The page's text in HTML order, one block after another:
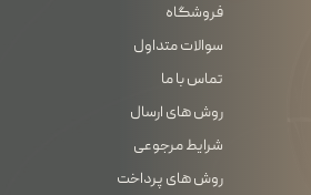
فروشگاه
سوالات متداول
تماس با ما
روش های ارسال
شرایط مرجوعی
روش های پرداخت